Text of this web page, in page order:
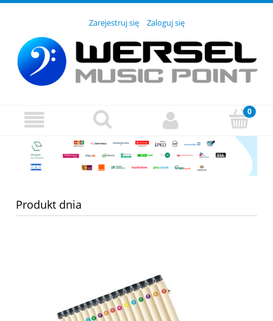
Zarejestruj się Zaloguj się
Produkt dnia